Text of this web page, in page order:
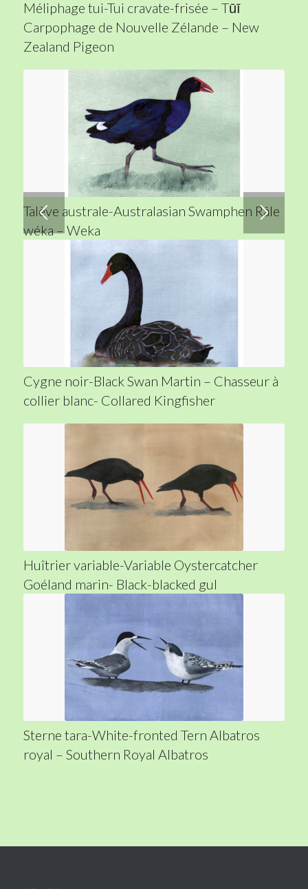
Méliphage tui-Tui cravate-frisée – Tūī
Carpophage de Nouvelle Zélande – New
Zealand Pigeon
Talève australe-Australasian Swamphen Râle
wéka – Weka
Cygne noir-Black Swan Martin – Chasseur à
collier blanc- Collared Kingfisher
Huîtrier variable-Variable Oystercatcher
Goéland marin- Black-blacked gul
Sterne tara-White-fronted Tern Albatros
royal – Southern Royal Albatros